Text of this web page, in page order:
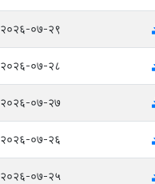
२०२६-०७-२९
२०२६-०७-२८
२०२६-०७-२७
२०२६-०७-२६
२०२६-०७-२५